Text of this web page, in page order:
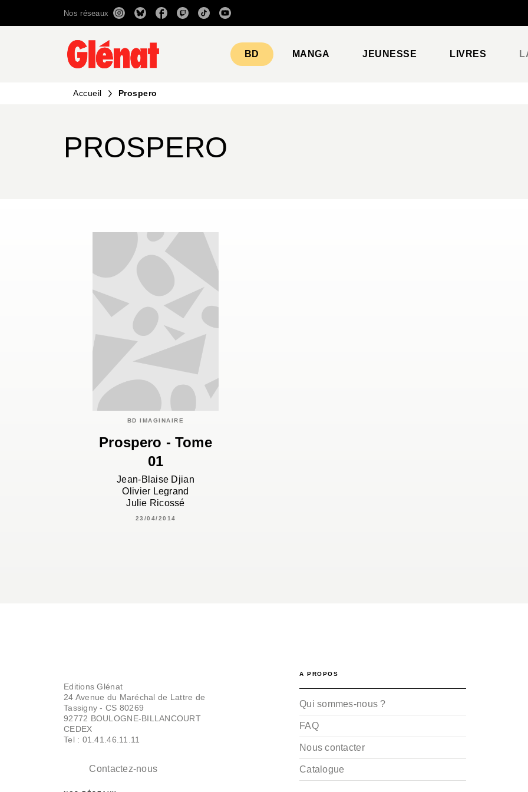
RECHERCHE CONTENU
Nos réseaux
BD MANGA JEUNESSE LIVRES
Accueil Prospero
PROSPERO
BD IMAGINAIRE
Prospero - Tome
01
Jean-Blaise Djian
Olivier Legrand
Julie Ricossé
23/04/2014
Editions Glénat
24 Avenue du Maréchal de Lattre de
Tassigny - CS 80269
92772 BOULOGNE-BILLANCOURT
CEDEX
Tel : 01.41.46.11.11
Contactez-nous
A PROPOS
Qui sommes-nous ?
FAQ
Nous contacter
Catalogue